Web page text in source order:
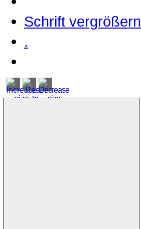
Schrift vergrößern
.